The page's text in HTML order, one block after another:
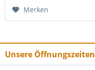
Merken
Unsere Öffnungszeiten